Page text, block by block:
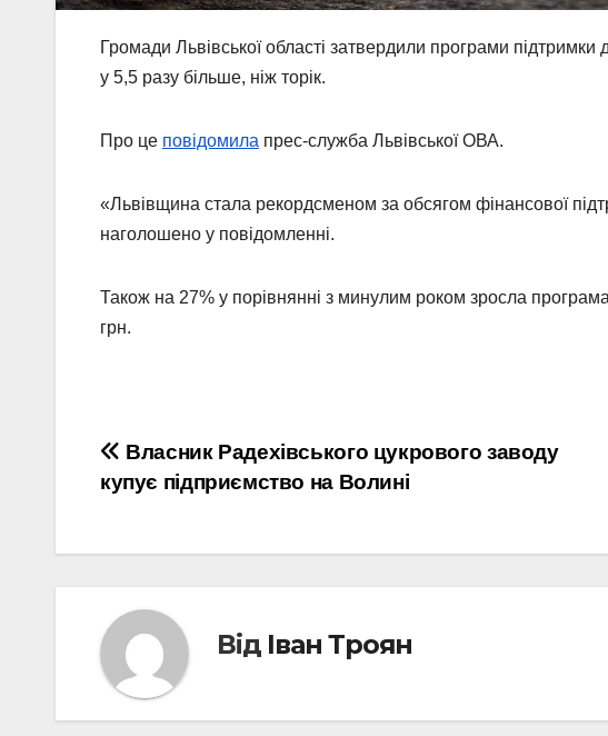
Громади Львівської області затвердили програми
у 5,5 разу більше, ніж торік.
Про це повідомила прес-служба Львівської ОВА.
«Львівщина стала рекордсменом за обсягом фінансової
наголошено у повідомленні.
Також на 27% у порівнянні з минулим роком зросла
грн.
Навігація
записів
Власник Радехівського цукрового заводу
купує підприємство на Волині
Від Іван Троян